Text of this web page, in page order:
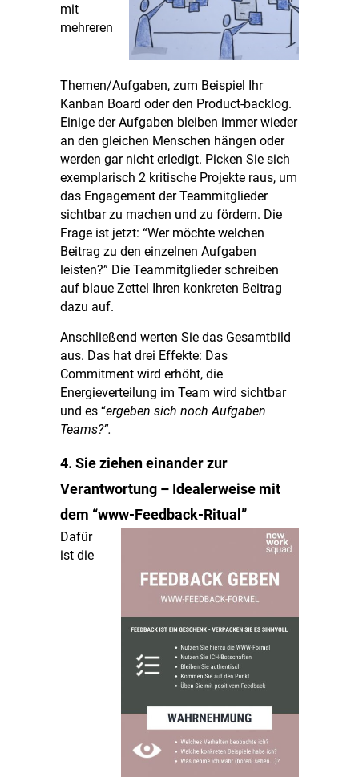
mit
mehreren
Themen/Aufgaben, zum Beispiel Ihr
Kanban Board oder den Product-backlog.
Einige der Aufgaben bleiben immer wieder
an den gleichen Menschen hängen oder
werden gar nicht erledigt. Picken Sie sich
exemplarisch 2 kritische Projekte raus, um
das Engagement der Teammitglieder
sichtbar zu machen und zu fördern. Die
Frage ist jetzt: “Wer möchte welchen
Beitrag zu den einzelnen Aufgaben
leisten?” Die Teammitglieder schreiben
auf blaue Zettel Ihren konkreten Beitrag
dazu auf.
Anschließend werten Sie das Gesamtbild
aus. Das hat drei Effekte: Das
Commitment wird erhöht, die
Energieverteilung im Team wird sichtbar
und es “ergeben sich noch Aufgaben
Teams?”.
4. Sie ziehen einander zur
Verantwortung – Idealerweise mit
dem “www-Feedback-Ritual”
Dafür
ist die